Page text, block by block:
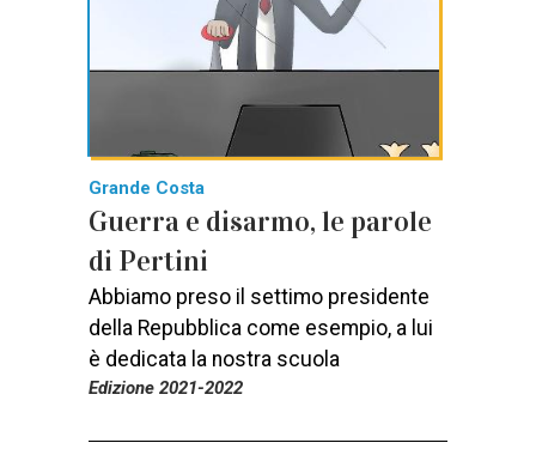
Grande Costa
Guerra e disarmo, le parole
di Pertini
Abbiamo preso il settimo presidente
della Repubblica come esempio, a lui
è dedicata la nostra scuola
Edizione 2021-2022